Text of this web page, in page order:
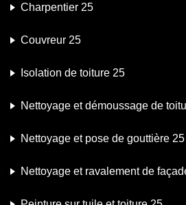
Charpentier 25
Couvreur 25
Isolation de toiture 25
Nettoyage et démoussage de
Nettoyage et pose de gouttière 25
Nettoyage et ravalement de